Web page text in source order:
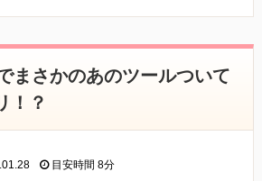
まさかのあのツールついて
！？
目安時間 8分